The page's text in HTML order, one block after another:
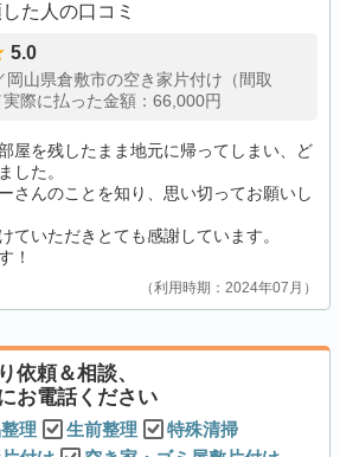
た人の口コミ
5.0
岡山県倉敷市の空き家片付け（間取
実際に払った金額：66,000円
屋を残したまま地元に帰ってしまい、ど
した。
さんのことを知り、思い切ってお願いし
ていただきとても感謝しています。
！
利用時期：2024年07月
依頼＆相談、
お電話ください
理 生前整理
特殊清掃